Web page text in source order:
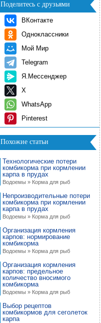
Поделитесь с друзьями
ВКонтакте
Одноклассники
Мой Мир
Telegram
Я.Мессенджер
X
WhatsApp
Pinterest
Похожие статьи
Технологические потери
комбикорма при кормлении
карпа в прудах
Водоемы » Корма для рыб
Непроизводительные потери
комбикорма при кормлении
карпа в прудах
Водоемы » Корма для рыб
Организация кормления
карпов: нормирование
комбикорма
Водоемы » Корма для рыб
Организация кормления
карпов: предельное
количество вносимого
комбикорма
Водоемы » Корма для рыб
Выбор рецептов
комбикормов для сеголеток
карпа